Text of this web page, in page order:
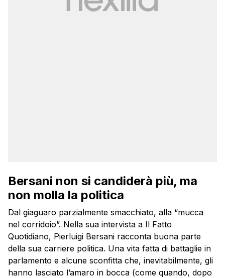
Bersani non si candiderà più, ma
non molla la politica
Dal giaguaro parzialmente smacchiato, alla “mucca
nel corridoio”. Nella sua intervista a Il Fatto
Quotidiano, Pierluigi Bersani racconta buona parte
della sua carriere politica. Una vita fatta di battaglie in
parlamento e alcune sconfitta che, inevitabilmente, gli
hanno lasciato l’amaro in bocca (come quando, dopo